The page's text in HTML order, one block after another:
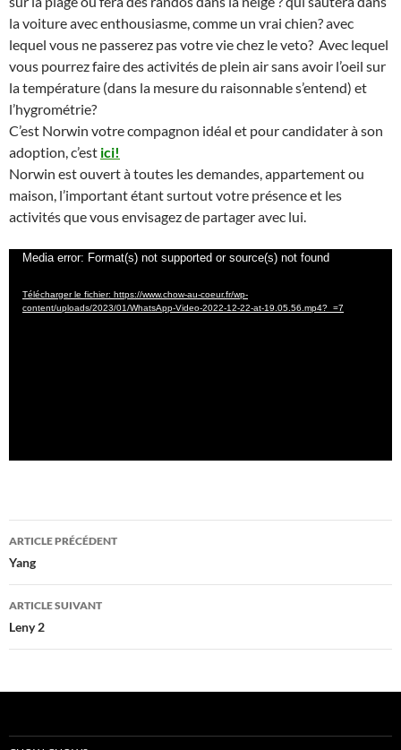
la voiture avec enthousiasme, comme un vrai chien? avec
lequel vous ne passerez pas votre vie chez le veto? Avec lequel
vous pourrez faire des activités de plein air sans avoir l’oeil sur
la température (dans la mesure du raisonnable s’entend) et
l’hygrométrie?
C’est Norwin votre compagnon idéal et pour candidater à son
adoption, c’est ici!
Norwin est ouvert à toutes les demandes, appartement ou
maison, l’important étant surtout votre présence et les
activités que vous envisagez de partager avec lui.
Lecteur
Media error: Format(s) not supported or source(s) not found
Télécharger le fichier: https://www.chow-au-coeur.fr/wp-
content/uploads/2023/01/WhatsApp-Video-2022-12-22-at-19.05.56.mp4?_=7
Navigation
des
articles
ARTICLE PRÉCÉDENT
Yang
ARTICLE SUIVANT
Leny 2